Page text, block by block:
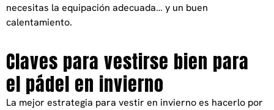
necesitas la equipación adecuada… y un buen
calentamiento.
Claves para vestirse bien para
el pádel en invierno
La mejor estrategia para vestir en invierno es hacerlo por